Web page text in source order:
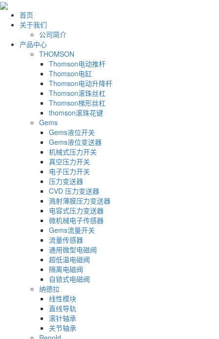
首页
关于我们
公司简介
产品中心
THOMSON
Thomson电动推杆
Thomson电缸
Thomson电动升降杆
Thomson滚珠丝杠
Thomson梯形丝杠
thomson滚珠花键
Gems
Gems液位开关
Gems液位变送器
机械式压力开关
真空压力开关
电子压力开关
压力变送器
CVD 压力变送器
溅射薄膜压力变送器
电容式压力变送器
微机械电子传感器
Gems流量开关
流量传感器
通用微型电磁阀
超低温电磁阀
隔离电磁阀
自锁式电磁阀
纳德拉
线性模块
直线导轨
滚针轴承
关节轴承